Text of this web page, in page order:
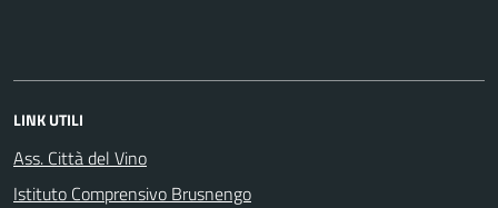
LINK UTILI
Ass. Città del Vino
Istituto Comprensivo Brusnengo